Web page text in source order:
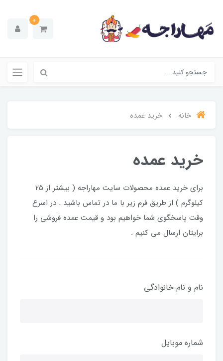
0
خانه خرید عمده
خرید عمده
برای خرید عمده محصولات سایت مهاراجه ( بیشتر از 25
کیلوگرم ) از طریق فرم زیر با ما در تماس باشید . در اسرع
وقت پاسخگوی شما خواهیم بود و قیمت عمده فروشی را
برایتان ارسال می کنیم .
نام و نام خانوادگی
شماره موبایل